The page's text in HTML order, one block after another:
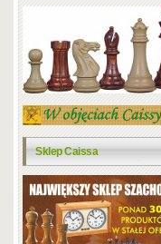
Sklep Caissa